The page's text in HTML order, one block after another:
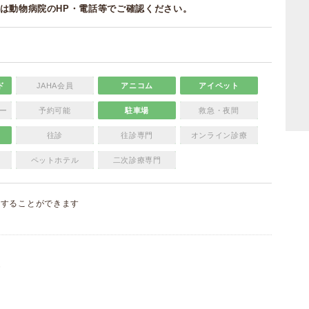
動物病院のHP・電話等でご確認ください。
JAHA会員 アニコム アイペット
予約可能 駐車場 救急・夜間
往診 往診専門 オンライン診療
ペットホテル 二次診療専門
することができます